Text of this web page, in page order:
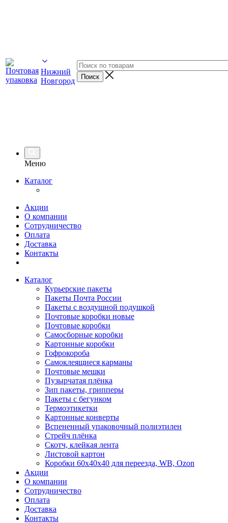
Нижний
Новгород
Меню
Каталог
Акции
О компании
Сотрудничество
Оплата
Доставка
Контакты
Каталог
Курьерские пакеты
Пакеты Почта России
Пакеты с воздушной подушкой
Почтовые коробки новые
Почтовые коробки
Самосборные коробки
Картонные коробки
Гофрокороба
Самоклеящиеся карманы
Почтовые мешки
Пузырчатая плёнка
Зип пакеты, грипперы
Пакеты с бегунком
Термоэтикетки
Картонные конверты
Вспененный упаковочный полиэтилен
Стрейч плёнка
Скотч, клейкая лента
Листовой картон
Коробки 60х40х40 для переезда, WB, Ozon
Акции
О компании
Сотрудничество
Оплата
Доставка
Контакты